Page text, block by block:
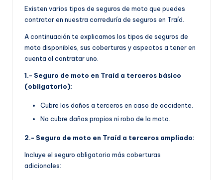
Existen varios tipos de seguros de moto que puedes
contratar en nuestra correduría de seguros en Traíd.
A continuación te explicamos los tipos de seguros de
moto disponibles, sus coberturas y aspectos a tener en
cuenta al contratar uno.
1.- Seguro de moto en Traíd a terceros básico
(obligatorio):
Cubre los daños a terceros en caso de accidente.
No cubre daños propios ni robo de la moto.
2.- Seguro de moto en Traíd a terceros ampliado:
Incluye el seguro obligatorio más coberturas
adicionales: